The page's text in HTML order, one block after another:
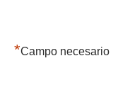
*Campo necesario